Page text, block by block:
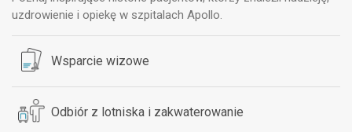
uzdrowienie i opiekę w szpitalach Apollo.
Wsparcie wizowe
Odbiór z lotniska i zakwaterowanie